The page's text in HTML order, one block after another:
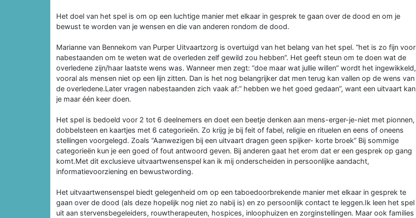
Het doel van het spel is om op een luchtige manier met elkaar in gesprek te gaan over de dood en om je
bewust te worden van je wensen en die van anderen rondom de dood.
Marianne van Bennekom van Purper Uitvaartzorg is overtuigd van het belang van het spel. “het is zo fijn voor
nabestaanden om te weten wat de overleden zelf gewild zou hebben”. Het geeft steun om te doen wat de
overledene zijn/haar laatste wens was. Wanneer men zegt: “doe maar wat jullie willen” wordt het ingewikkeld,
vooral als mensen niet op een lijn zitten. Dan is het nog belangrijker dat men terug kan vallen op de wens van
de overledene.Later vragen nabestaanden zich vaak af:” hebben we het goed gedaan”, want een uitvaart kan
je maar één keer doen.
Het spel is bedoeld voor 2 tot 6 deelnemers en doet een beetje denken aan mens-erger-je-niet met pionnen,
dobbelsteen en kaartjes met 6 categorieën. Zo krijg je bij feit of fabel, religie en rituelen en eens of oneens
stellingen voorgelegd. Zoals “Aanwezigen bij een uitvaart dragen geen spijker- korte broek” Bij sommige
categorieën kun je een goed of fout antwoord geven. Bij anderen gaat het erom dat er een gesprek op gang
komt.Met dit exclusieve uitvaartwensenspel kan ik mij onderscheiden in persoonlijke aandacht,
informatievoorziening en bewustwording.
Het uitvaartwensenspel biedt gelegenheid om op een taboedoorbrekende manier met elkaar in gesprek te
gaan over de dood (als deze hopelijk nog niet zo nabij is) en zo persoonlijk contact te leggen.Ik leen het spel
uit aan stervensbegeleiders, rouwtherapeuten, hospices, inloophuizen en zorginstellingen. Maar ook families